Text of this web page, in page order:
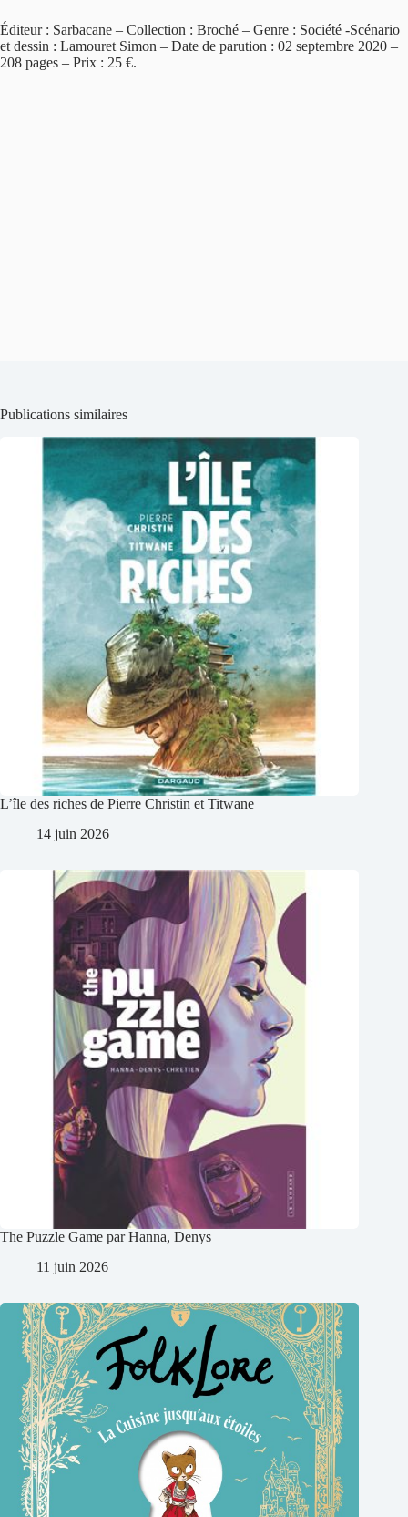
Éditeur : Sarbacane – Collection : Broché – Genre : Société -Scénario
et dessin : Lamouret Simon – Date de parution : 02 septembre 2020 –
208 pages – Prix : 25 €.
Publications similaires
L’île des riches de Pierre Christin et Titwane
14 juin 2026
The Puzzle Game par Hanna, Denys
11 juin 2026